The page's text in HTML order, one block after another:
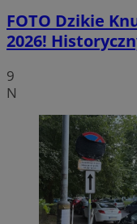
FOTO Dzikie
2026!
9
N